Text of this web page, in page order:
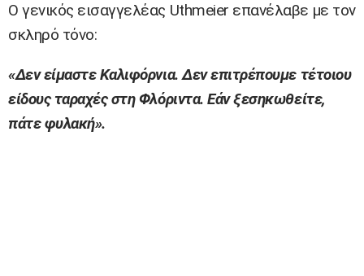
Ο γενικός εισαγγελέας Uthmeier επανέλαβε με τον
σκληρό τόνο:
«Δεν είμαστε Καλιφόρνια. Δεν επιτρέπουμε τέτοιου
είδους ταραχές στη Φλόριντα. Εάν ξεσηκωθείτε,
πάτε φυλακή».